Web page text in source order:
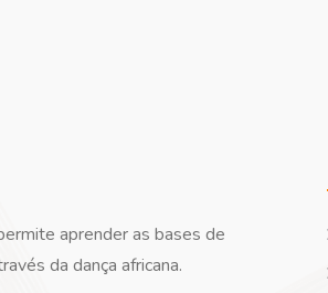
aprender as bases de
da dança africana.